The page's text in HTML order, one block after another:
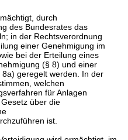
durch
des Bundesrates das
in der Rechtsverordnung
einer Genehmigung im
bei der Erteilung eines
(§ 8) und einer
geregelt werden. In der
welchen
für Anlagen
über die
ist.